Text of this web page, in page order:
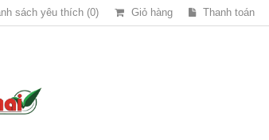
sách yêu thích (0) Giỏ hàng Thanh toán